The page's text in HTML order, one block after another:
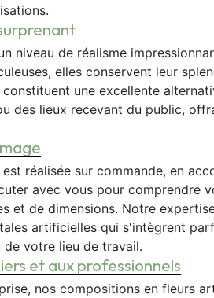
niveau de réalisme
elles conservent leur
une excellente
des lieux recevant du public,
réalisée sur commande, en
avec vous pour comprendre
et de dimensions. Notre
artificielles qui s'intègrent
votre lieu de travail.
et aux professionnels
nos compositions en fleurs